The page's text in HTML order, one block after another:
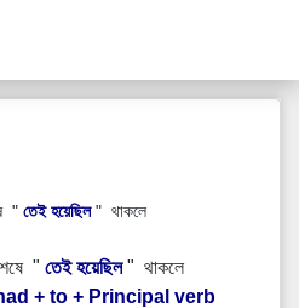
" তেই হয়েছিল" থাকলে
" তেই হয়েছিল" থাকলে
+ to + Principal verb